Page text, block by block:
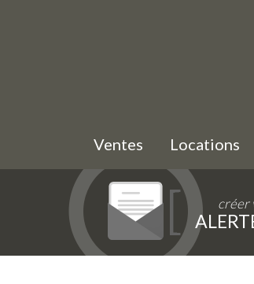
Ventes Locations
créer